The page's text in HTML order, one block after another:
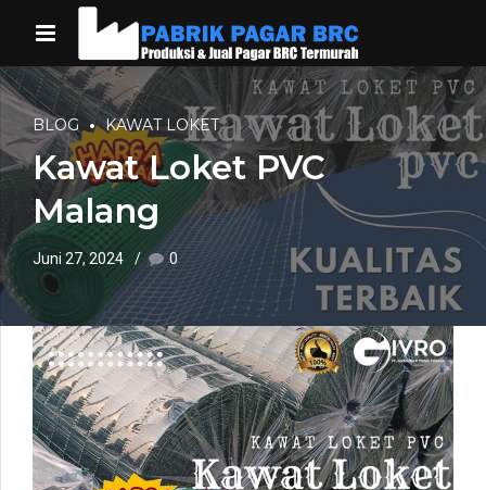
BLOG KAWAT LOKET
Kawat Loket PVC
Malang
Juni 27, 2024 0